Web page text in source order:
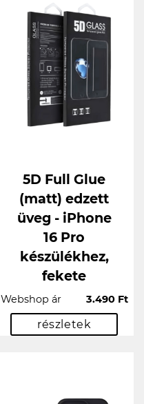
5D Full Glue
(matt) edzett
üveg - iPhone
16 Pro
készülékhez,
fekete
Webshop ár 3.490 Ft
részletek